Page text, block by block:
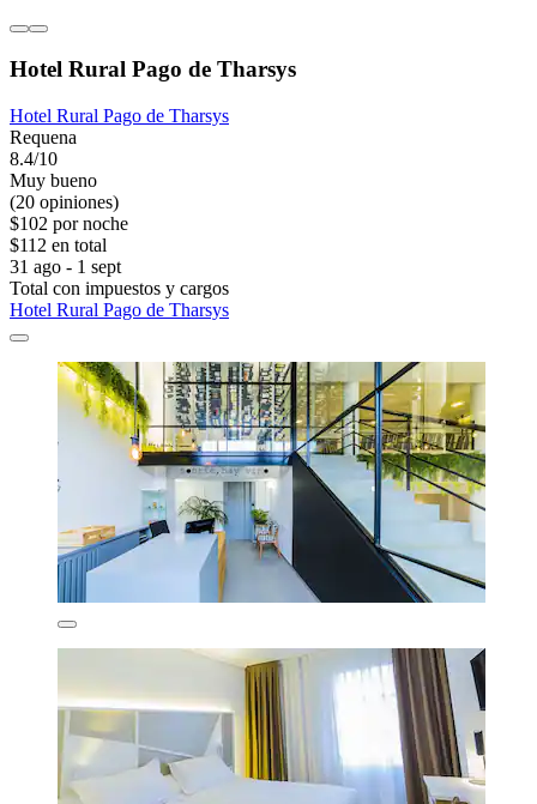
Hotel Rural Pago de Tharsys
Hotel Rural Pago de Tharsys
Requena
8.4/10
Muy bueno
(20 opiniones)
$102 por noche
$112 en total
31 ago - 1 sept
Total con impuestos y cargos
Hotel Rural Pago de Tharsys